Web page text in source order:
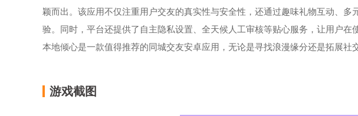
颖而出。该应用不仅注重用户交友的真实性与安全性，还通过趣味礼物互动、多
验。同时，平台还提供了自主隐私设置、全天候人工审核等贴心服务，让用户在
本地倾心是一款值得推荐的同城交友安卓应用，无论是寻找浪漫缘分还是拓展社
游戏截图